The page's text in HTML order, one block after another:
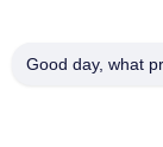
Good day, what